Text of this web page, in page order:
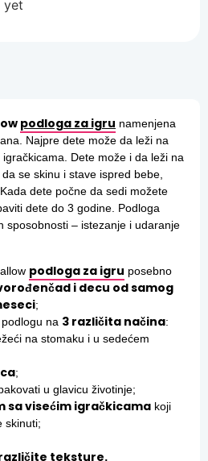
podloga za igru namenjena
Najpre dete može da leži na
Dete može i da leži na
se skinu i stave ispred bebe,
Kada dete počne da sedi možete
dete do 3 godine. Podloga
sposobnosti – istezanje i udaranje
podloga za igru posebno
i decu od samog
;
na 3 različita načina:
na stomaku i u sedećem
;
u glavicu životinje;
sa visećim igračkicama koji
skinuti;
teksture.
yet